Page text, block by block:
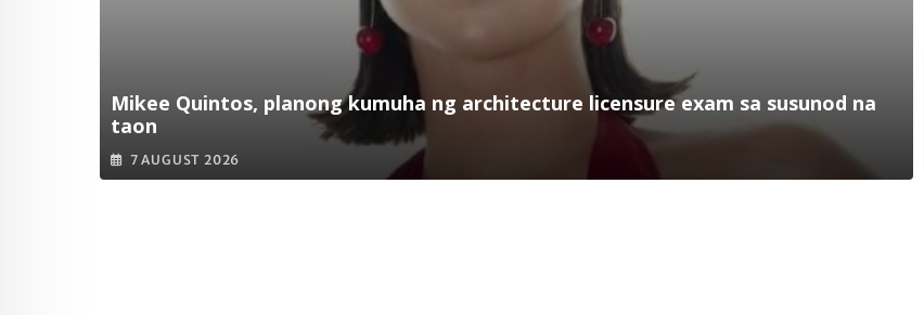
Mikee Quintos, planong kumuha ng architecture licensure exam sa susunod na
taon
7 AUGUST 2026